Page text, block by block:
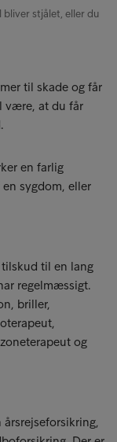
stjålet, eller du
til skade og får
være, at du får
en farlig
sygdom, eller
til en lang
regelmæssigt.
briller,
og